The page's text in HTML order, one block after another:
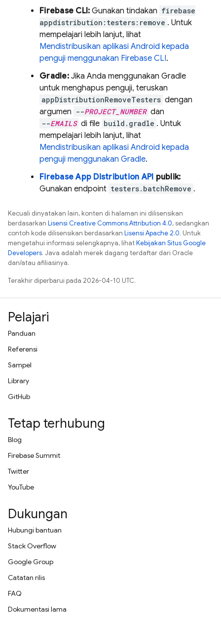
Firebase CLI: Gunakan tindakan firebase
appdistribution:testers:remove . Untuk
mempelajari lebih lanjut, lihat
Mendistribusikan aplikasi Android kepada
penguji menggunakan Firebase CLI.
Gradle:Jika Anda menggunakan Gradle
untuk menghapus penguji, teruskan
appDistributionRemoveTesters dengan
argumen --PROJECT_NUMBER dan
--EMAILS di file build.gradle . Untuk
mempelajari lebih lanjut, lihat
Mendistribusikan aplikasi Android kepada
penguji menggunakan Gradle.
FirebaseApp Distribution API publik:
Gunakan endpoint testers.batchRemove .
Kecuali dinyatakan lain, konten di halaman ini dilisensikan
berdasarkan Lisensi Creative Commons Attribution 4.0, sedangkan
contoh kode dilisensikan berdasarkan Lisensi Apache 2.0. Untuk
mengetahui informasi selengkapnya, lihatKebijakan Situs Google
Developers. Java adalah merek dagang terdaftar dari Oracle
dan/atau afiliasinya.
Terakhir diperbarui pada 2026-04-10 UTC.
Pelajari
Panduan
Referensi
Sampel
Library
GitHub
Tetap terhubung
Blog
Firebase Summit
Twitter
YouTube
Dukungan
Hubungi bantuan
Stack Overflow
Google Group
Catatan rilis
FAQ
Dokumentasi lama